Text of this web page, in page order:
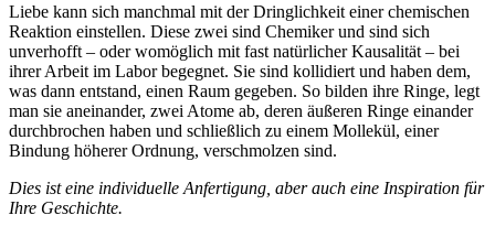
Liebe kann sich manchmal mit der Dringlichkeit einer chemischen
Reaktion einstellen. Diese zwei sind Chemiker und sind sich
unverhofft – oder womöglich mit fast natürlicher Kausalität – bei
ihrer Arbeit im Labor begegnet. Sie sind kollidiert und haben dem,
was dann entstand, einen Raum gegeben. So bilden ihre Ringe, legt
man sie aneinander, zwei Atome ab, deren äußeren Ringe einander
durchbrochen haben und schließlich zu einem Mollekül, einer
Bindung höherer Ordnung, verschmolzen sind.
Dies ist eine individuelle Anfertigung, aber auch eine Inspiration für
Ihre Geschichte.